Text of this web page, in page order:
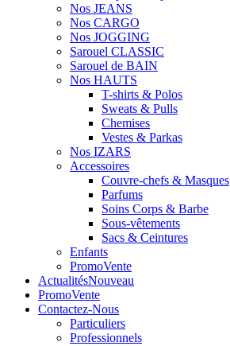
Nos JEANS
Nos CARGO
Nos JOGGING
Sarouel CLASSIC
Sarouel de BAIN
Nos HAUTS
T-shirts & Polos
Sweats & Pulls
Chemises
Vestes & Parkas
Nos IZARS
Accessoires
Couvre-chefs & Masques
Parfums
Soins Corps & Barbe
Sous-vêtements
Sacs & Ceintures
Enfants
PromoVente
ActualitésNouveau
PromoVente
Contactez-Nous
Particuliers
Professionnels